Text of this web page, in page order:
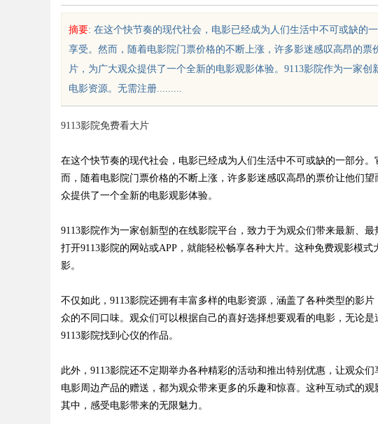
sc
uz
摘要: 在这个快节奏的现代社会，电影已经成为人们生活中不可或缺的
享受。然而，随着电影院门票价格的不断上涨，许多影迷感叹高昂的
片，为广大观众提供了一个全新的电影观影体验。9113影院作为一家
电影资源。无需注册.........
9113影院免费看大片
在这个快节奏的现代社会，电影已经成为人们生活中不可或缺的一部分
而，随着电影院门票价格的不断上涨，许多影迷感叹高昂的票价让他们
众提供了一个全新的电影观影体验。
9113影院作为一家创新型的在线影院平台，致力于为观众们带来最新、
打开9113影院的网站或APP，就能轻松畅享各种大片。这种免费观影模
影。
不仅如此，9113影院还拥有丰富多样的电影资源，涵盖了各种类型的影
众的不同口味。观众们可以根据自己的喜好选择想要观看的电影，无论
9113影院找到心仪的作品。
此外，9113影院还不定期举办各种精彩的活动和推出特别优惠，让观众
电影周边产品的赠送，都为观众带来更多的乐趣和惊喜。这种互动式的
其中，感受电影带来的无限魅力。
眼镜 上海配眼镜